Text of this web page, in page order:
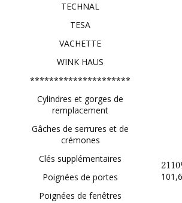
TECHNAL
TESA
VACHETTE
WINK HAUS
*********************
Cylindres et gorges de
remplacement
Gâches de serrures et de
crémones
Clés supplémentaires
Poignées de portes
Poignées de fenêtres